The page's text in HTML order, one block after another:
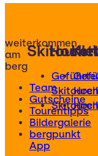
weiterkommen
am
berg
Team
Gutscheine
Tourentipps
Bildergalerie
bergpunkt
App
Skitouren
Geführte
Skitouren